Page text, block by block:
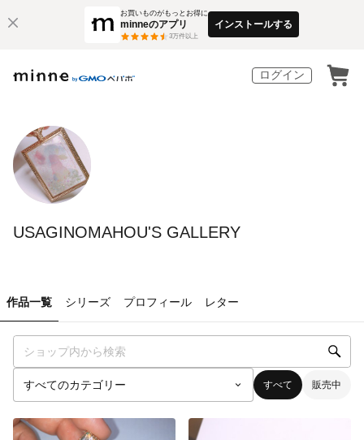
お買いものがもっとお得に
minneのアプリ
3万件以上
インストールする
ログイン
USAGINOMAHOU'S GALLERY
作品一覧 シリーズ プロフィール レター
すべて 販売中